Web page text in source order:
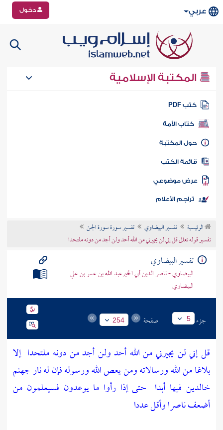
عربي دخول
المكتبة الإسلامية
كتب PDF
كتاب الأمة
المكتبة
الكتب
موضوعي
تراجم الأعلام
الرئيسية تفسير البيضاوي
تفسير سورة سورة الجن
تفسير قوله تعالى قل إني لن يجيرني من الله أحد ولن أجد من دونه ملتحدا
تفسير البيضاوي
البيضاوي - ناصر الدين أبي الخيرعبد الله بن عمر بن علي
البيضاوي
جزء 5 صفحة 254
قل إني لن يجيرني من الله أحد ولن أجد من دونه ملتحدا إلا
بلاغا من الله ورسالاته ومن يعص الله ورسوله فإن له نار جهنم
خالدين فيها أبدا حتى إذا رأوا ما يوعدون فسيعلمون من
أضعف ناصرا وأقل عددا